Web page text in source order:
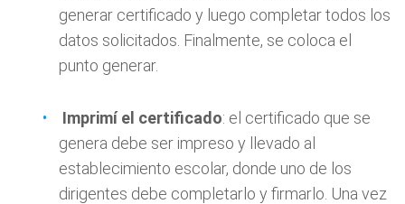
generar certificado y luego completar todos los
datos solicitados. Finalmente, se coloca el
punto generar.
Imprimí el certificado: el certificado que se
genera debe ser impreso y llevado al
establecimiento escolar, donde uno de los
dirigentes debe completarlo y firmarlo. Una vez